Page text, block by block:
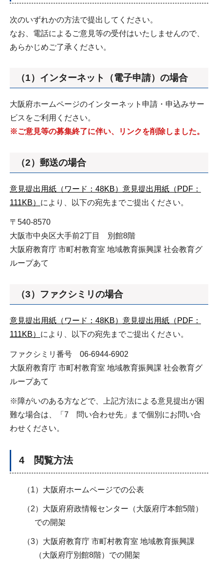
次のいずれかの方法で提出してください。
なお、電話によるご意見等の受付はいたしませんので、
あらかじめご了承ください。
（1）インターネット（電子申請）の場合
大阪府ホームページのインターネット申請・申込みサー
ビスをご利用ください。
※ご意見等の募集終了に伴い、リンクを削除しました。
（2）郵送の場合
意見提出用紙（ワード：48KB） 意見提出用紙（PDF：
111KB） により、以下の宛先までご提出ください。
〒540-8570
大阪市中央区大手前2丁目 別館8階
大阪府教育庁 市町村教育室 地域教育振興課 社会教育グ
ループあて
（3）ファクシミリの場合
意見提出用紙（ワード：48KB） 意見提出用紙（PDF：
111KB） により、以下の宛先までご提出ください。
ファクシミリ番号 06-6944-6902
大阪府教育庁 市町村教育室 地域教育振興課 社会教育グ
ループあて
※障がいのある方などで、上記方法による意見提出が困
難な場合は、「7 問い合わせ先」まで個別にお問い合
わせください。
4 閲覧方法
（1）大阪府ホームページでの公表
（2）大阪府府政情報センター（大阪府庁本館5階）
での開架
（3）大阪府教育庁 市町村教育室 地域教育振興課
（大阪府庁別館8階）での開架